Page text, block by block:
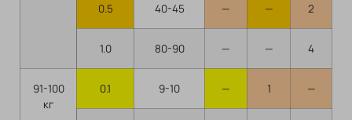
0.5 40-45 — — 2
1.0 80-90 — — 4
91-100
кг
0.1 9-10 — 1 —